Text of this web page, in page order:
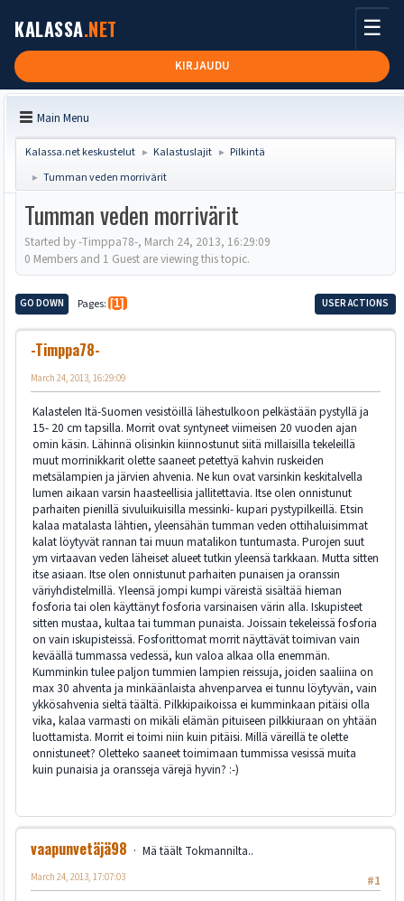
KALASSA.NET
KIRJAUDU
☰
Main Menu
Kalassa.net keskustelut ► Kalastuslajit ► Pilkintä
► Tumman veden morrivärit
Tumman veden morrivärit
Started by -Timppa78-, March 24, 2013, 16:29:09
0 Members and 1 Guest are viewing this topic.
GO DOWN Pages 1 USER ACTIONS
-Timppa78-
March 24, 2013, 16:29:09
Kalastelen Itä-Suomen vesistöillä lähestulkoon pelkästään pystyllä ja
15- 20 cm tapsilla. Morrit ovat syntyneet viimeisen 20 vuoden ajan
omin käsin. Lähinnä olisinkin kiinnostunut siitä millaisilla tekeleillä
muut morrinikkarit olette saaneet petettyä kahvin ruskeiden
metsälampien ja järvien ahvenia. Ne kun ovat varsinkin keskitalvella
lumen aikaan varsin haasteellisia jallitettavia. Itse olen onnistunut
parhaiten pienillä sivuluikuisilla messinki- kupari pystypilkeillä. Etsin
kalaa matalasta lähtien, yleensähän tumman veden ottihaluisimmat
kalat löytyvät rannan tai muun matalikon tuntumasta. Purojen suut
ym virtaavan veden läheiset alueet tutkin yleensä tarkkaan. Mutta sitten
itse asiaan. Itse olen onnistunut parhaiten punaisen ja oranssin
väriyhdistelmillä. Yleensä jompi kumpi väreistä sisältää hieman
fosforia tai olen käyttänyt fosforia varsinaisen värin alla. Iskupisteet
sitten mustaa, kultaa tai tumman punaista. Joissain tekeleissä fosforia
on vain iskupisteissä. Fosforittomat morrit näyttävät toimivan vain
keväällä tummassa vedessä, kun valoa alkaa olla enemmän.
Kumminkin tulee paljon tummien lampien reissuja, joiden saaliina on
max 30 ahventa ja minkäänlaista ahvenparvea ei tunnu löytyvän, vain
ykkösahvenia sieltä täältä. Pilkkipaikoissa ei kumminkaan pitäisi olla
vika, kalaa varmasti on mikäli elämän pituiseen pilkkiuraan on yhtään
luottamista. Morrit ei toimi niin kuin pitäisi. Millä väreillä te olette
onnistuneet? Oletteko saaneet toimimaan tummissa vesissä muita
kuin punaisia ja oransseja värejä hyvin? :-)
vaapunvetäjä98
Mä täält Tokmannilta..
#1
March 24, 2013, 17:07:03